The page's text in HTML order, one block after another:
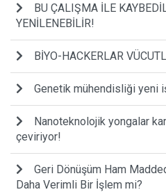
BU ÇALIŞMA İLE
YENİLENEBİLİR!
BİYO-HACKERLAR
Genetik mühendisliği yeni
Nanoteknolojik yongalar
çeviriyor!
Geri Dönüşüm Ham
Daha Verimli Bir İşlem mi?